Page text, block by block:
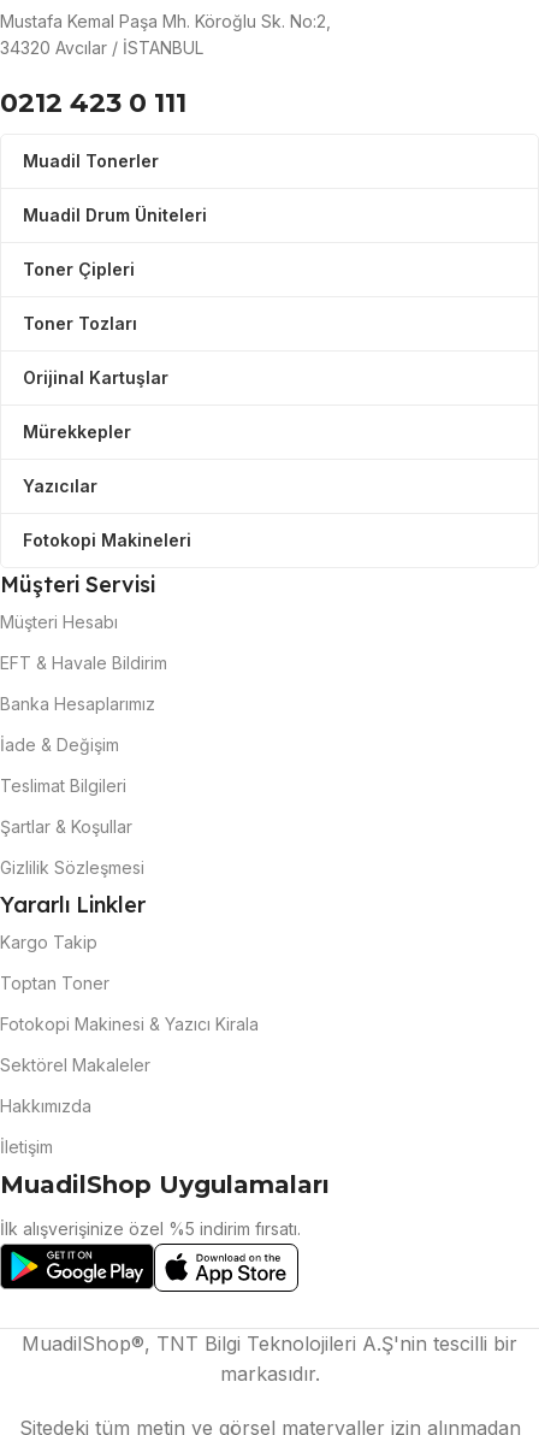
Mustafa Kemal Paşa Mh. Köroğlu Sk. No:2,
34320 Avcılar / İSTANBUL
0212 423 0 111
Muadil Tonerler
Muadil Drum Üniteleri
Toner Çipleri
Toner Tozları
Orijinal Kartuşlar
Mürekkepler
Yazıcılar
Fotokopi Makineleri
Müşteri Servisi
Müşteri Hesabı
EFT & Havale Bildirim
Banka Hesaplarımız
İade & Değişim
Teslimat Bilgileri
Şartlar & Koşullar
Gizlilik Sözleşmesi
Yararlı Linkler
Kargo Takip
Toptan Toner
Fotokopi Makinesi & Yazıcı Kirala
Sektörel Makaleler
Hakkımızda
İletişim
MuadilShop Uygulamaları
İlk alışverişinize özel %5 indirim fırsatı.
MuadilShop®, TNT Bilgi Teknolojileri A.Ş'nin tescilli bir
markasıdır.
Sitedeki tüm metin ve görsel materyaller izin alınmadan